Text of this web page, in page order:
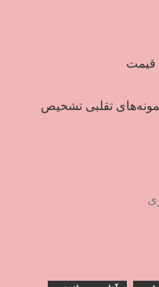
تقلبی تشخیص